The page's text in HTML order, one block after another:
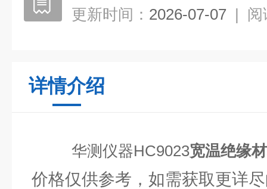
更新时间： 2026-07-07 | 阅
详情介绍
华测仪器HC9023宽温绝缘
价格仅供参考，如需获取更详